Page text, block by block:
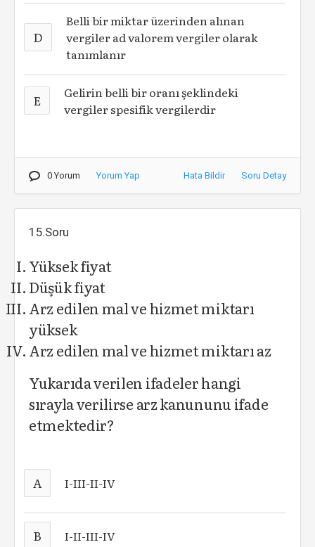
D
Belli bir miktar üzerinden alınan
vergiler ad valorem vergiler olarak
tanımlanır
E
Gelirin belli bir oranı şeklindeki
vergiler spesifik vergilerdir
0 Yorum Yorum Yap Hata Bildir Soru Detay
15.Soru
Yüksek fiyat
Düşük fiyat
Arz edilen mal ve hizmet miktarı
yüksek
Arz edilen mal ve hizmet miktarı az
Yukarıda verilen ifadeler hangi
sırayla verilirse arz kanununu ifade
etmektedir?
A I-III-II-IV
B I-II-III-IV